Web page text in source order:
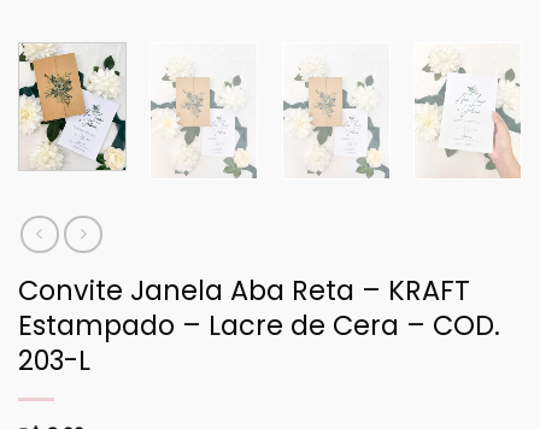
Convite Janela Aba Reta – KRAFT
Estampado – Lacre de Cera – COD.
203-L